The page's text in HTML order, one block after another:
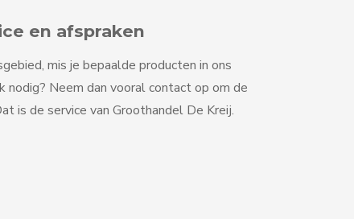
en afspraken
mis je bepaalde producten in ons
Neem dan vooral contact op om de
is de service van Groothandel De Kreij.